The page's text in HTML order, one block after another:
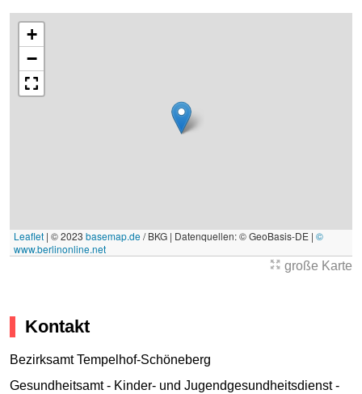
+
−
Leaflet | © 2023 basemap.de/ BKG | Datenquellen: © GeoBasis-DE | ©
www.berlinonline.net
große Karte
Kontakt
Bezirksamt Tempelhof-Schöneberg
Gesundheitsamt - Kinder- und Jugendgesundheitsdienst -